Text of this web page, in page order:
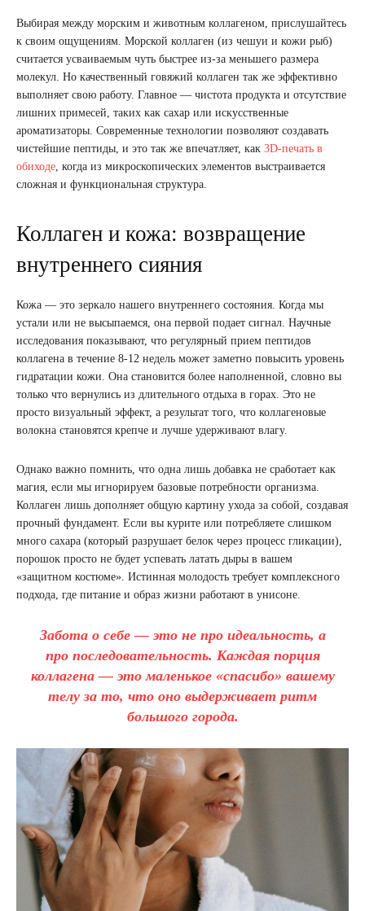
Выбирая между морским и животным коллагеном, прислушайтесь
к своим ощущениям. Морской коллаген (из чешуи и кожи рыб)
считается усваиваемым чуть быстрее из-за меньшего размера
молекул. Но качественный говяжий коллаген так же эффективно
выполняет свою работу. Главное — чистота продукта и отсутствие
лишних примесей, таких как сахар или искусственные
ароматизаторы. Современные технологии позволяют создавать
чистейшие пептиды, и это так же впечатляет, как 3D-печать в
обиходе , когда из микроскопических элементов выстраивается
сложная и функциональная структура.
Коллаген и кожа: возвращение
внутреннего сияния
Кожа — это зеркало нашего внутреннего состояния. Когда мы
устали или не высыпаемся, она первой подает сигнал. Научные
исследования показывают, что регулярный прием пептидов
коллагена в течение 8-12 недель может заметно повысить уровень
гидратации кожи. Она становится более наполненной, словно вы
только что вернулись из длительного отдыха в горах. Это не
просто визуальный эффект, а результат того, что коллагеновые
волокна становятся крепче и лучше удерживают влагу.
Однако важно помнить, что одна лишь добавка не сработает как
магия, если мы игнорируем базовые потребности организма.
Коллаген лишь дополняет общую картину ухода за собой, создавая
прочный фундамент. Если вы курите или потребляете слишком
много сахара (который разрушает белок через процесс гликации),
порошок просто не будет успевать латать дыры в вашем
«защитном костюме». Истинная молодость требует комплексного
подхода, где питание и образ жизни работают в унисоне.
Забота о себе — это не про идеальность, а
про последовательность. Каждая порция
коллагена — это маленькое «спасибо» вашему
телу за то, что оно выдерживает ритм
большого города.